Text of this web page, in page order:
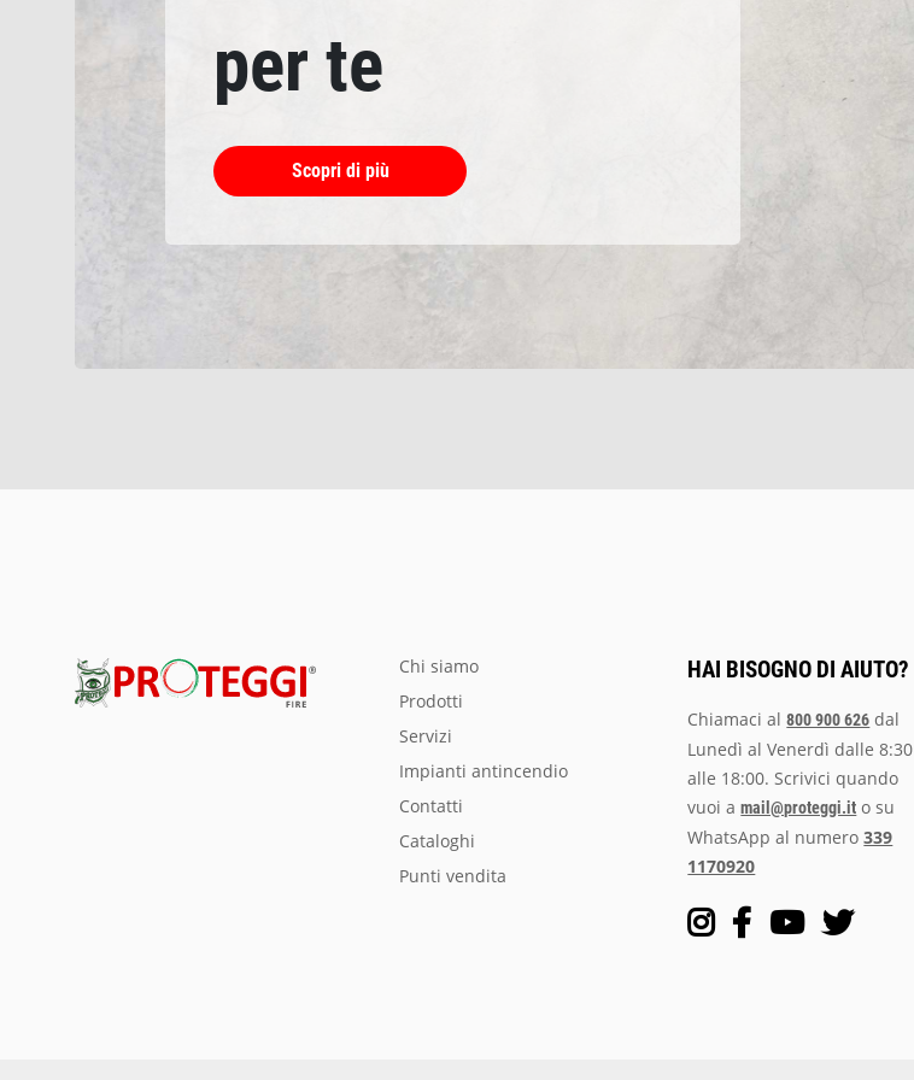
per te
Scopri di più
chi siamo
prodotti
servizi
impianti antincendio
Contatti
Cataloghi
Punti vendita
HAI BISOGNO DI AIUTO?
Chiamaci al800 900 626 dal
Lunedì al Venerdì dalle 8:30
alle 18:00. Scrivici quando
vuoi amail@proteggi.it o su
WhatsApp al numero339
1170920